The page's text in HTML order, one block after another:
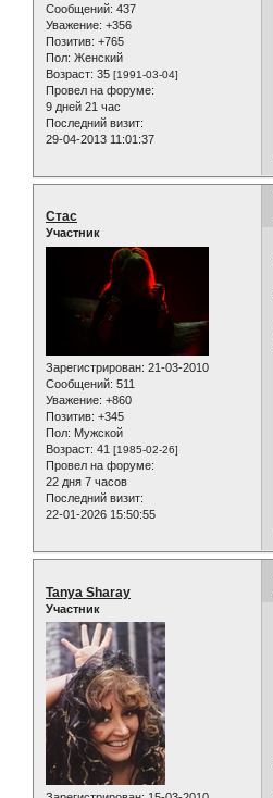
Сообщений: 437
Уважение: +356
Позитив: +765
Пол: Женский
Возраст: 35 [1991-03-04]
Провел на форуме:
9 дней 21 час
Последний визит:
29-04-2013 11:01:37
Стас
Участник
Зарегистрирован: 21-03-2010
Сообщений: 511
Уважение: +860
Позитив: +345
Пол: Мужской
Возраст: 41 [1985-02-26]
Провел на форуме:
22 дня 7 часов
Последний визит:
22-01-2026 15:50:55
Tanya Sharay
Участник